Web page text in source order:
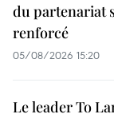
du partenariat
renforcé
05/08/2026 15:20
Le leader To